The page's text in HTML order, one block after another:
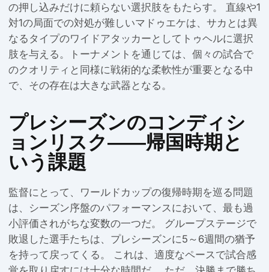
の押し込みだけに頼らない選択肢をもたらす。 直線や1
対1の局面での対処が難しいマドゥエケは、サカとは異
なるタイプのワイドアタッカーとしてトゥヘルに選択
肢を与える。トーナメントを通じては、個々の試合で
のクオリティと同様に戦術的な柔軟性が重要となる中
で、その存在は大きな武器となる。
プレシーズンのコンディシ
ョンリスク――帰国時期と
いう課題
監督にとって、ワールドカップの復帰時期を巡る問題
は、シーズン序盤のパフォーマンスにおいて、最も過
小評価されがちな変数の一つだ。 グループステージで
敗退した選手たちは、プレシーズンに5～6週間の猶予
を持って戻ってくる。 これは、適度なペースで試合感